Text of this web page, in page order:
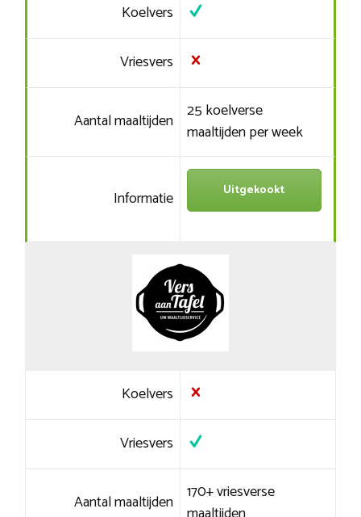
Koelvers
Vriesvers
Aantal maaltijden 25 koelverse
maaltijden per week
Informatie Uitgekookt
Koelvers
Vriesvers
Aantal maaltijden 170+ vriesverse